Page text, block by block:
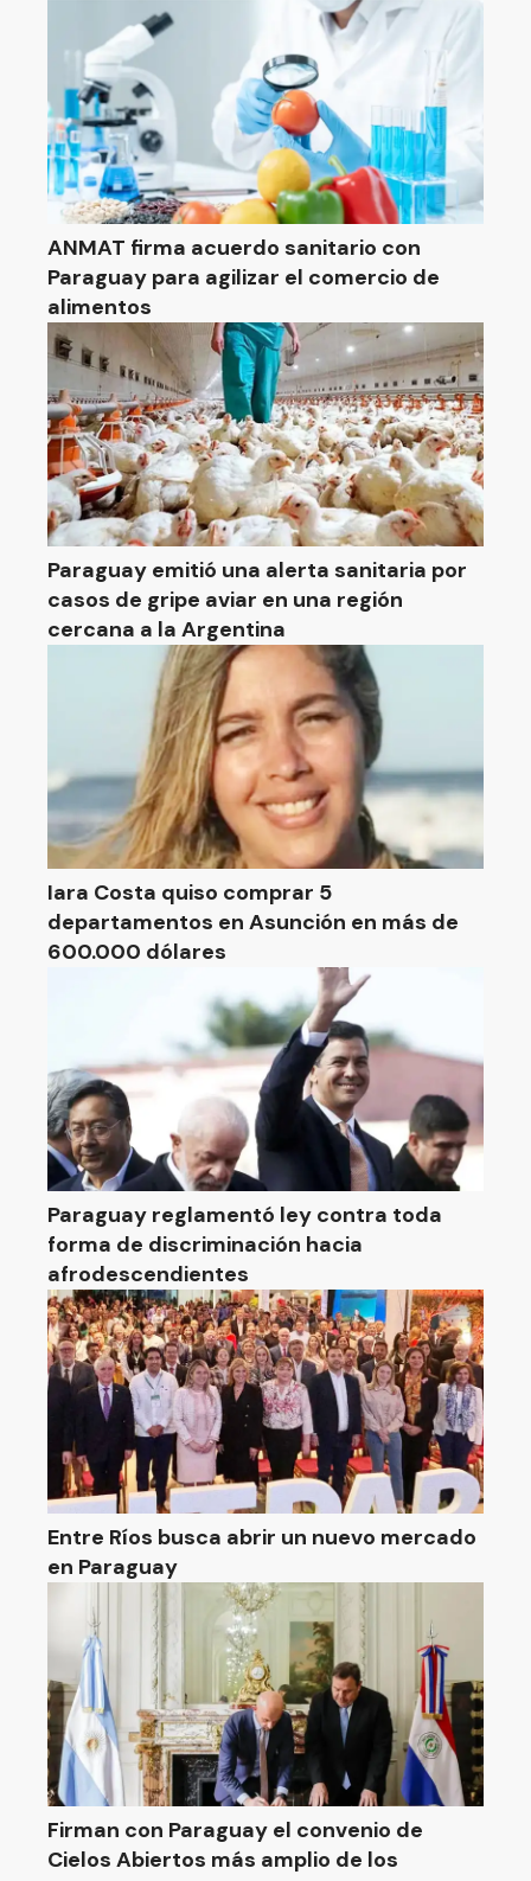
ANMAT firma acuerdo sanitario con
Paraguay para agilizar el comercio de
alimentos
Paraguay emitió una alerta sanitaria por
casos de gripe aviar en una región
cercana a la Argentina
Iara Costa quiso comprar 5
departamentos en Asunción en más de
600.000 dólares
Paraguay reglamentó ley contra toda
forma de discriminación hacia
afrodescendientes
Entre Ríos busca abrir un nuevo mercado
en Paraguay
Firman con Paraguay el convenio de
Cielos Abiertos más amplio de los